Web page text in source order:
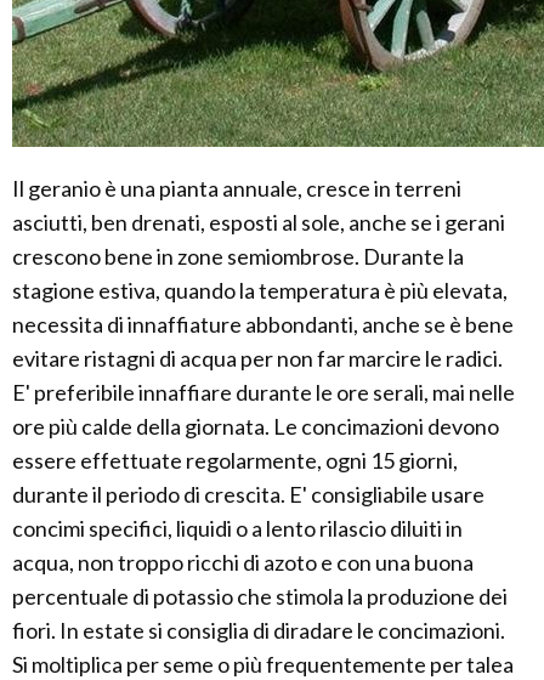
Il geranio è una pianta annuale, cresce in terreni
asciutti, ben drenati, esposti al sole, anche se i gerani
crescono bene in zone semiombrose. Durante la
stagione estiva, quando la temperatura è più elevata,
necessita di innaffiature abbondanti, anche se è bene
evitare ristagni di acqua per non far marcire le radici.
E' preferibile innaffiare durante le ore serali, mai nelle
ore più calde della giornata. Le concimazioni devono
essere effettuate regolarmente, ogni 15 giorni,
durante il periodo di crescita. E' consigliabile usare
concimi specifici, liquidi o a lento rilascio diluiti in
acqua, non troppo ricchi di azoto e con una buona
percentuale di potassio che stimola la produzione dei
fiori. In estate si consiglia di diradare le concimazioni.
Si moltiplica per seme o più frequentemente per talea